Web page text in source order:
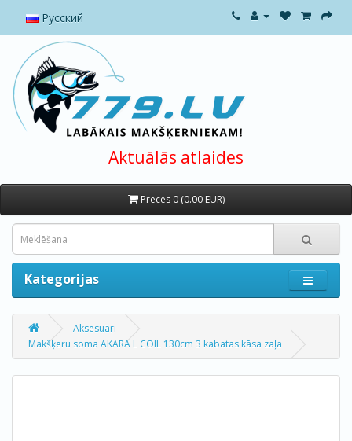
Русский
Aktuālās atlaides
Preces 0 (0.00 EUR)
Kategorijas
Aksesuāri
Makšķeru soma AKARA L COIL 130cm 3 kabatas kāsa zaļa